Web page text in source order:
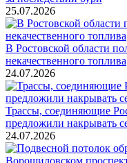
25.07.2026
В Ростовской области
некачественного топлива
24.07.2026
Трассы, соединяющие
предложили накрывать
24.07.2026